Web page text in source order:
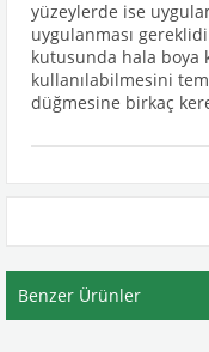
yüzeylerde ise
uygulanması
kutusunda hala boya
kullanılabilmesini
düğmesine birkaç
Benzer Ürünler